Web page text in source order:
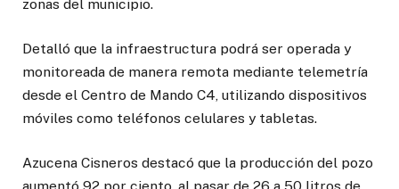
zonas del municipio.
Detalló que la infraestructura podrá ser operada y
monitoreada de manera remota mediante telemetría
desde el Centro de Mando C4, utilizando dispositivos
móviles como teléfonos celulares y tabletas.
Azucena Cisneros destacó que la producción del pozo